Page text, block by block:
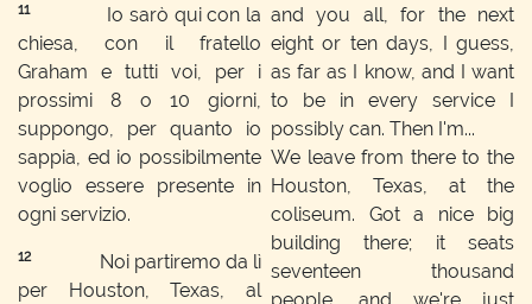
11Io sarò qui con la
chiesa, con il fratello
Graham e tutti voi, per i
prossimi 8 o 10 giorni,
suppongo, per quanto io
sappia, ed io possibilmente
voglio essere presente in
ogni servizio.
12Noi partiremo da lì
per Houston, Texas, al
and you all, for the next
eight or ten days, I guess,
as far as I know, and I want
to be in every service I
possibly can. Then I'm...
We leave from there to the
Houston, Texas, at the
coliseum. Got a nice big
building there; it seats
seventeen thousand